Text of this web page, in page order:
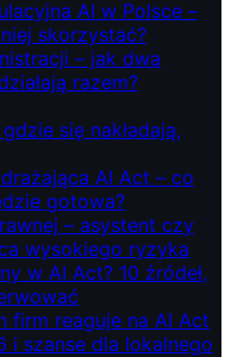
AI w Polsce –
skorzystać?
– jak dwa
razem?
się nakładają,
AI Act – co
gotowa?
– asystent czy
wysokiego ryzyka
w AI Act? 10 źródeł,
firm reaguje na AI Act
i szanse dla lokalnego